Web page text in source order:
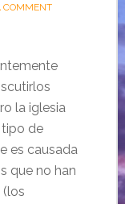
COMMENT
la iglesia
de
es causada
que no han